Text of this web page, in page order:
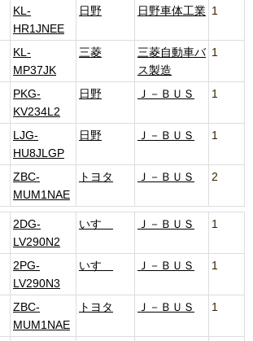
KL-
HR1JNEE
日野 日野車体工業 1
KL-
MP37JK
三菱
三菱自動車バ
ス製造
1
PKG-
KV234L2
日野 Ｊ－ＢＵＳ 1
LJG-
HU8JLGP
日野 Ｊ－ＢＵＳ 1
ZBC-
MUM1NAE
トヨタ Ｊ－ＢＵＳ 2
2DG-
LV290N2
いすゞ Ｊ－ＢＵＳ 1
2PG-
LV290N3
いすゞ Ｊ－ＢＵＳ 1
ZBC-
MUM1NAE
トヨタ Ｊ－ＢＵＳ 1